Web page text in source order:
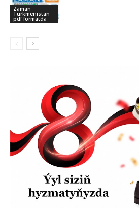
Zaman
Türkmenistan
pdf formatda